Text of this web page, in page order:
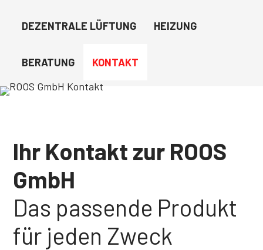
DEZENTRALE LÜFTUNG HEIZUNG
BERATUNG KONTAKT
Ihr Kontakt zur ROOS
GmbH
Das passende Produkt
für jeden Zweck